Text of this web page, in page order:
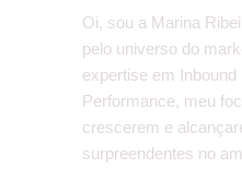
Oi, sou a Marina
pelo universo do
expertise em Inbound
Performance, meu
crescerem e
surpreendentes no